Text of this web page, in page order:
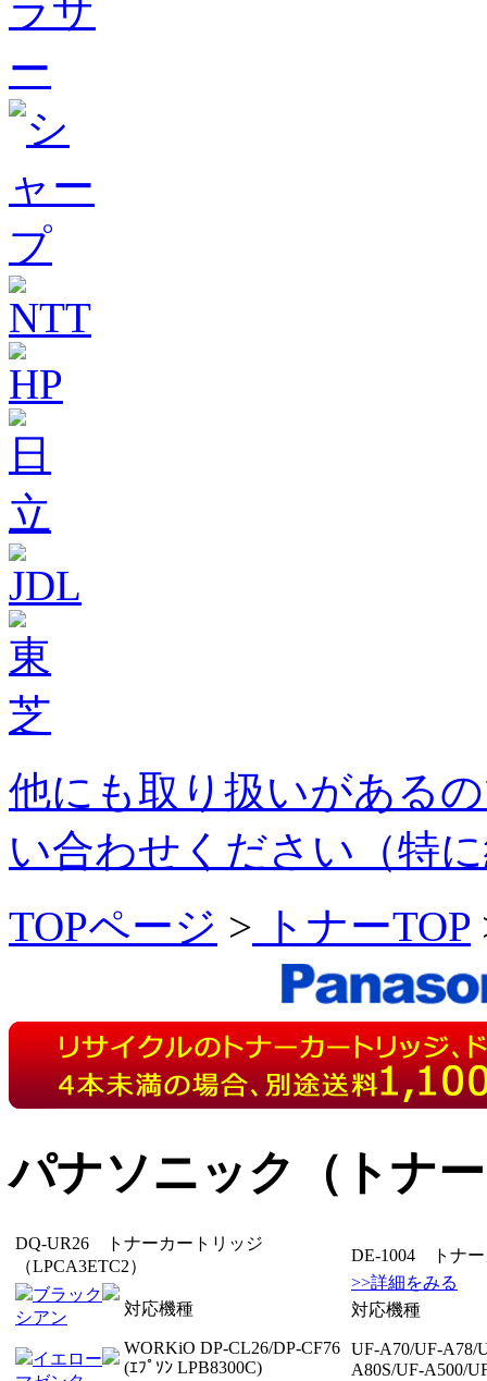
他にも取り扱いがある
い合わせください（特
TOPページ > トナーTOP
パナソニック（トナ
DQ-UR26 トナーカートリッジ
（LPCA3ETC2）
ブラック
シアン
イエロー
対応機種
WORKiO DP-CL26/DP-CF76
(ｴﾌﾟｿﾝ LPB8300C)
DE-1004 トナー
>>詳細をみる
対応機種
UF-A70/UF-A78/
A80S/UF-A500/